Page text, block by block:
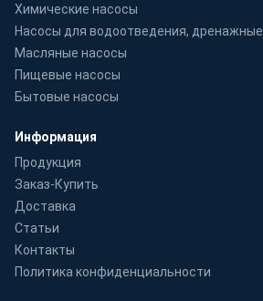
Химические насосы
Насосы для водоотведения, дренажные
Масляные насосы
Пищевые насосы
Бытовые насосы
Информация
Продукция
Заказ-Купить
Доставка
Статьи
Контакты
Политика конфиденциальности